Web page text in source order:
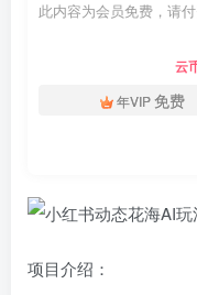
此内容为会员免费，请
云
年VIP免费
项目介绍：